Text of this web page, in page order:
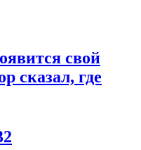
свой
сказал, где